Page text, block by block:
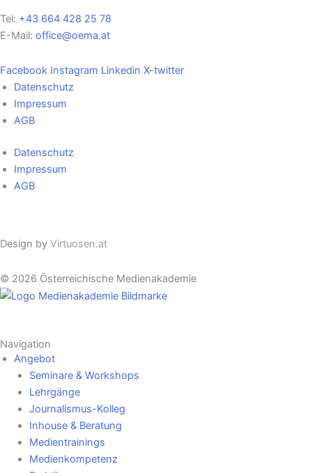
Tel: +43 664 428 25 78
E-Mail: office@oema.at
Facebook Instagram Linkedin X-twitter
Datenschutz
Impressum
AGB
Datenschutz
Impressum
AGB
Design by Virtuosen.at
© 2026 Österreichische Medienakademie
Navigation
Angebot
Seminare & Workshops
Lehrgänge
Journalismus-Kolleg
Inhouse & Beratung
Medientrainings
Medienkompetenz